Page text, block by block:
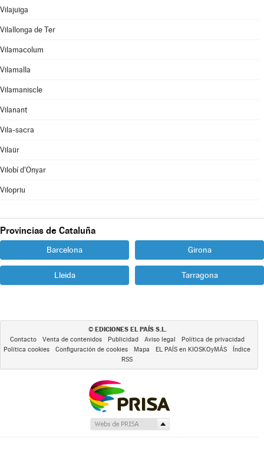
Vilajuïga
Vilallonga de Ter
Vilamacolum
Vilamalla
Vilamaniscle
Vilanant
Vila-sacra
Vilaür
Vilobí d'Onyar
Vilopriu
Provincias de Cataluña
Barcelona Girona
Lleida Tarragona
© EDICIONES EL PAÍS S.L.
Contacto Venta de contenidos Publicidad Aviso legal
Política de privacidad
Política cookies
Configuración de cookies Mapa EL PAÍS en KIOSKOyMÁS
Índice
RSS